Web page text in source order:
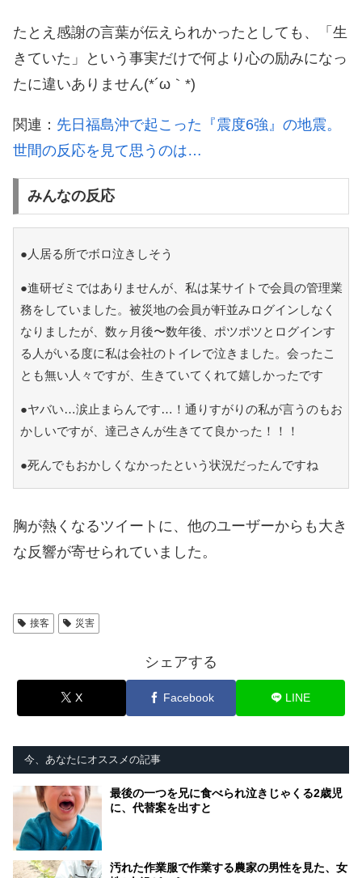
たとえ感謝の言葉が伝えられかったとしても、「生
きていた」という事実だけで何より心の励みになっ
たに違いありません(*´ω｀*)
関連： 先日福島沖で起こった『震度6強』の地震。
世間の反応を見て思うのは…
みんなの反応
●人居る所でボロ泣きしそう
●進研ゼミではありませんが、私は某サイトで会員の管理業
務をしていました。被災地の会員が軒並みログインしなく
なりましたが、数ヶ月後〜数年後、ポツポツとログインす
る人がいる度に私は会社のトイレで泣きました。会ったこ
とも無い人々ですが、生きていてくれて嬉しかったです
●ヤバい…涙止まらんです…！通りすがりの私が言うのもお
かしいですが、達己さんが生きてて良かった！！！
●死んでもおかしくなかったという状況だったんですね
胸が熱くなるツイートに、他のユーザーからも大き
な反響が寄せられていました。
接客 災害
シェアする
X Facebook LINE
今、あなたにオススメの記事
最後の一つを兄に食べられ泣きじゃくる2歳児
に、代替案を出すと
汚れた作業服で作業する農家の男性を見た、女